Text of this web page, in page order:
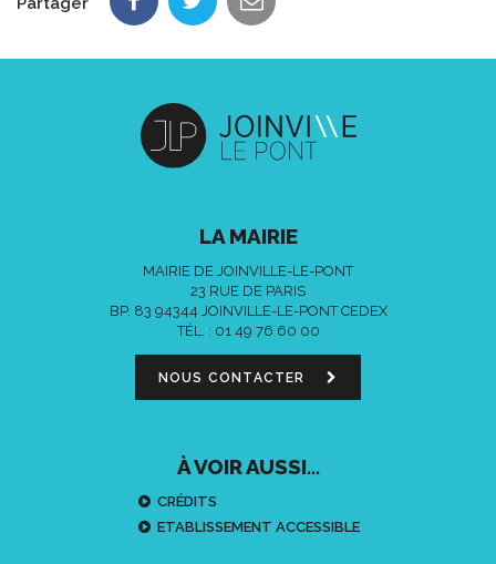
LA MAIRIE
MAIRIE DE JOINVILLE-LE-PONT
23 RUE DE PARIS
BP. 83 94344 JOINVILLE-LE-PONT CEDEX
TÉL. : 01 49 76 60 00
NOUS CONTACTER
À VOIR AUSSI...
CRÉDITS
ETABLISSEMENT ACCESSIBLE